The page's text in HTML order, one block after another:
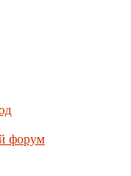
форум